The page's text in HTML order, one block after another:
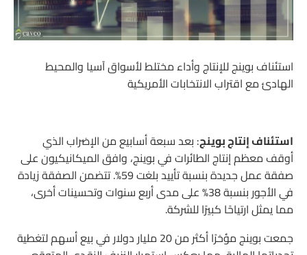
استئناف بوينج للإنتاج وأداء مختلط لأسواق آسيا والمحيط
الهادئ مع اقتراب الانتخابات الأمريكية
استئناف إنتاج بوينج: بعد سبعة أسابيع من الإضراب الذي
أوقف معظم إنتاج الطائرات في بوينج، وافق الميكانيكيون على
صفقة عمل جديدة بنسبة تأييد بلغت 59%. تتضمن الصفقة زيادة
في الأجور بنسبة 38% على مدى أربع سنوات وتحسينات أخرى،
مما يمثل ارتياحًا كبيرًا للشركة.
جمعت بوينج مؤخرًا أكثر من 20 مليار دولار في بيع أسهم لتغطية